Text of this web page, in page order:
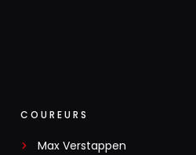
COUREURS
Max Verstappen